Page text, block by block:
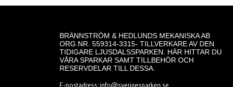
BRÄNNSTRÖM & HEDLUNDS MEKANISKA AB
ORG.NR. 559314-3315- TILLVERKARE AV DEN
TIDIGARE LJUSDALSSPARKEN. HÄR HITTAR DU
VÅRA SPARKAR SAMT TILLBEHÖR OCH
RESERVDELAR TILL DESSA.
E-postadress:info@sverigesparken.se